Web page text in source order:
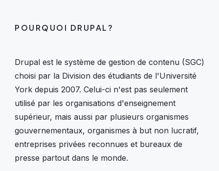
POURQUOI DRUPAL?
Drupal est le système de gestion de contenu (SGC)
choisi par la Division des étudiants de l'Université
York depuis 2007. Celui-ci n'est pas seulement
utilisé par les organisations d'enseignement
supérieur, mais aussi par plusieurs organismes
gouvernementaux, organismes à but non lucratif,
entreprises privées reconnues et bureaux de
presse partout dans le monde.